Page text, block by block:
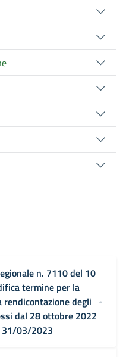
n. 7110 del 10
termine per la
degli
dal 28 ottobre 2022
31/03/2023